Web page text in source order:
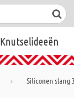
Knutselideeën
Siliconen slang